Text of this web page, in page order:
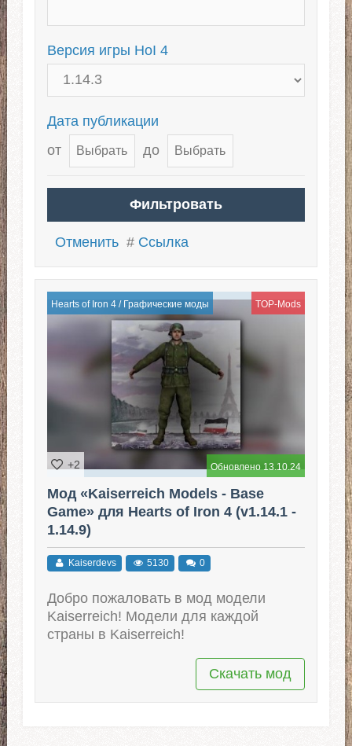
Версия игры HoI 4
Дата публикации
от
до
Отменить # Ссылка
Hearts of Iron 4/ Графические моды TOP-Mods
Обновлено 13.10.24
+2
Мод «Kaiserreich Models - Base
Game» для Hearts of Iron 4 (v1.14.1 -
1.14.9)
Kaiserdevs 5130 0
Добро пожаловать в мод модели
Kaiserreich! Модели для каждой
страны в Kaiserreich!
Скачать мод